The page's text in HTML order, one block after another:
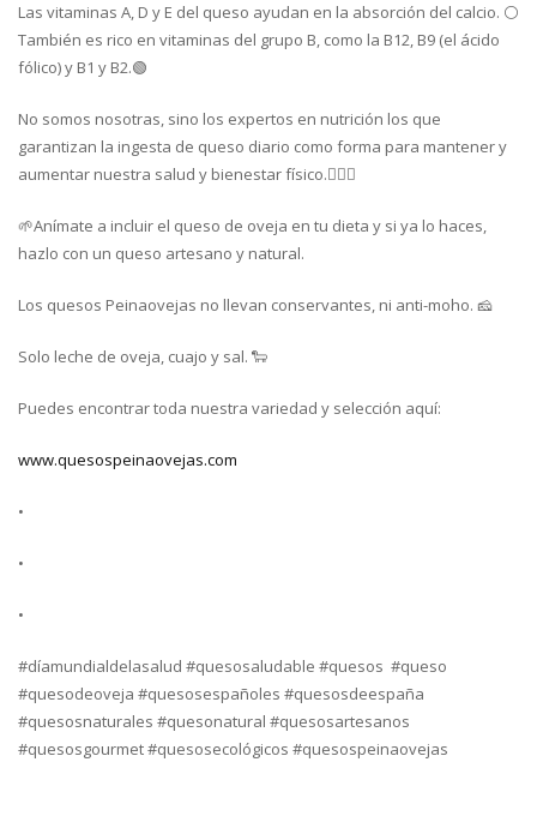
Las vitaminas A, D y E del queso ayudan en la absorción del calcio. ⚪
También es rico en vitaminas del grupo B, como la B12, B9 (el ácido
fólico) y B1 y B2.🟢
No somos nosotras, sino los expertos en nutrición los que
garantizan la ingesta de queso diario como forma para mantener y
aumentar nuestra salud y bienestar físico.🏃🏽‍♀️
🌱Anímate a incluir el queso de oveja en tu dieta y si ya lo haces,
hazlo con un queso artesano y natural.
Los quesos Peinaovejas no llevan conservantes, ni anti-moho. 🧀
Solo leche de oveja, cuajo y sal. 🐑
Puedes encontrar toda nuestra variedad y selección aquí:
www.quesospeinaovejas.com
•
•
•
#díamundialdelasalud #quesosaludable #quesos #queso
#quesodeoveja #quesosespañoles #quesosdeespaña
#quesosnaturales #quesonatural #quesosartesanos
#quesosgourmet #quesosecológicos #quesospeinaovejas